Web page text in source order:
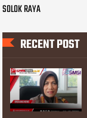
SOLOK RAYA
RECENT POST